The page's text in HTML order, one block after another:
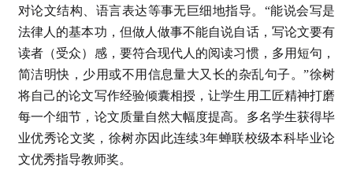
对论文结构、语言表达等事无巨细地指导。“能说会写是
法律人的基本功，但做人做事不能自说自话，写论文要有
读者（受众）感，要符合现代人的阅读习惯，多用短句，
简洁明快，少用或不用信息量大又长的杂乱句子。”徐树
将自己的论文写作经验倾囊相授，让学生用工匠精神打磨
每一个细节，论文质量自然大幅度提高。多名学生获得毕
业优秀论文奖，徐树亦因此连续3年蝉联校级本科毕业论
文优秀指导教师奖。